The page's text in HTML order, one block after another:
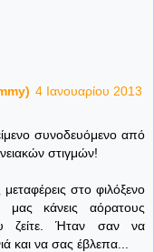
4 Ιανουαρίου 2013
συνοδευόμενο από
στιγμών!
στο φιλόξενο
κάνεις αόρατους
ζείτε. Ήταν σαν να
και να σας έβλεπα...